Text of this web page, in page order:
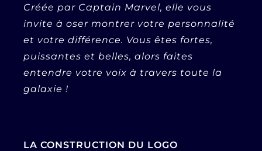
Créée par Captain Marvel, elle vous
invite à oser montrer votre personnalité
et votre différence. Vous êtes fortes,
puissantes et belles, alors faites
entendre votre voix à travers toute la
galaxie !
LA CONSTRUCTION DU LOGO